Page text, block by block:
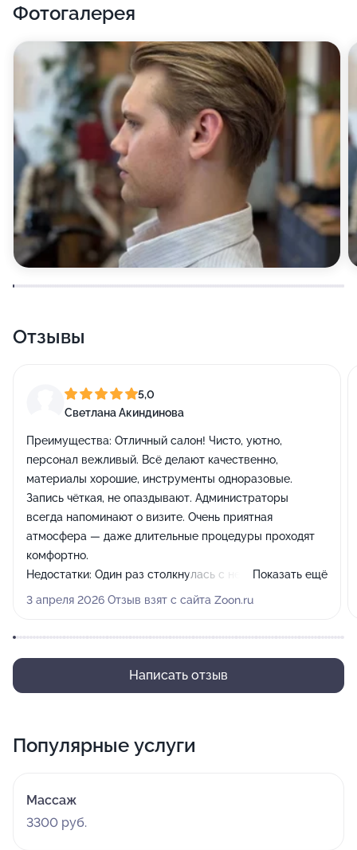
Фотогалерея
Отзывы
5,0
Светлана Акиндинова
Преимущества: Отличный салон! Чисто, уютно,
персонал вежливый. Всё делают качественно,
материалы хорошие, инструменты одноразовые.
Запись чёткая, не опаздывают. Администраторы
всегда напоминают о визите. Очень приятная
атмосфера — даже длительные процедуры проходят
комфортно.
Недостатки: Один раз столкнулась с небольшой
задержкой, но мастер извинилась, работу свою
Показать ещё
3 апреля 2026 Отзыв взят с сайта Zoon.ru
Написать отзыв
Популярные услуги
Массаж
3300 руб.